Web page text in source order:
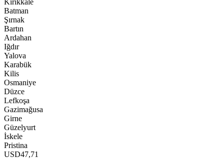
Kırıkkale
Batman
Şırnak
Bartın
Ardahan
Iğdır
Yalova
Karabük
Kilis
Osmaniye
Düzce
Lefkoşa
Gazimağusa
Girne
Güzelyurt
İskele
Pristina
USD47,71